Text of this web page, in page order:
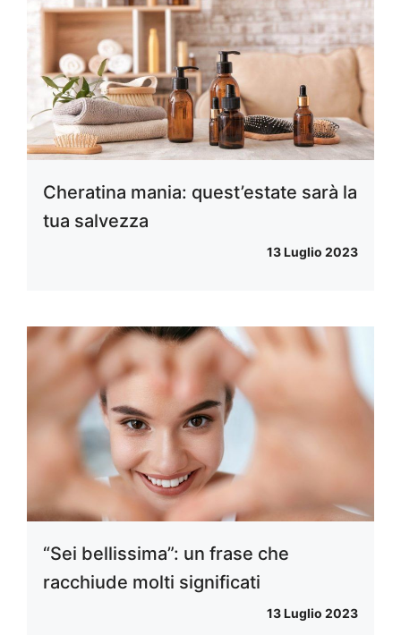
Cheratina mania: quest’estate sarà la
tua salvezza
13 Luglio 2023
“Sei bellissima”: un frase che
racchiude molti significati
13 Luglio 2023